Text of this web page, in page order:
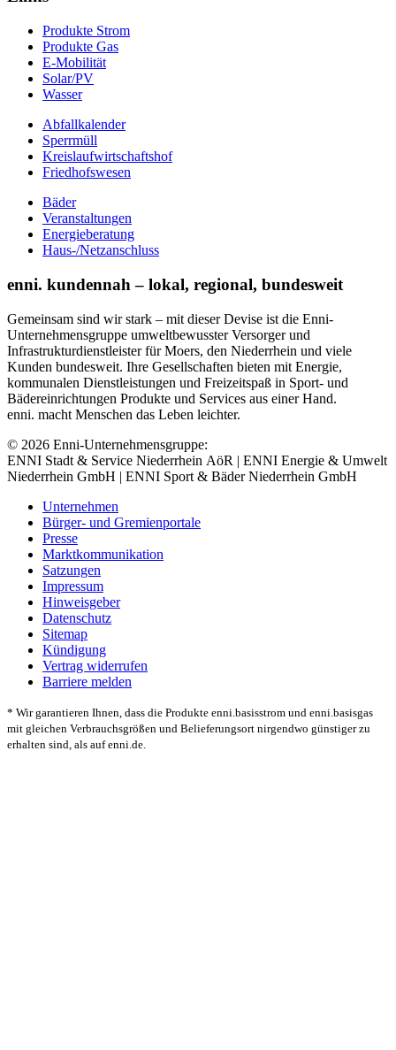
Produkte Strom
Produkte Gas
E-Mobilität
Solar/PV
Wasser
Abfallkalender
Sperrmüll
Kreislaufwirtschaftshof
Friedhofswesen
Bäder
Veranstaltungen
Energieberatung
Haus-/Netzanschluss
enni. kundennah – lokal, regional, bundesweit
Gemeinsam sind wir stark – mit dieser Devise ist die Enni-
Unternehmensgruppe umweltbewusster Versorger und
Infrastrukturdienstleister für Moers, den Niederrhein und viele
Kunden bundesweit. Ihre Gesellschaften bieten mit Energie,
kommunalen Dienstleistungen und Freizeitspaß in Sport- und
Bädereinrichtungen Produkte und Services aus einer Hand.
enni. macht Menschen das Leben leichter.
© 2026 Enni-Unternehmensgruppe:
ENNI Stadt & Service Niederrhein AöR | ENNI Energie & Umwelt
Niederrhein GmbH | ENNI Sport & Bäder Niederrhein GmbH
Unternehmen
Bürger- und Gremienportale
Presse
Marktkommunikation
Satzungen
Impressum
Hinweisgeber
Datenschutz
Sitemap
Kündigung
Vertrag widerrufen
Barriere melden
* Wir garantieren Ihnen, dass die Produkte enni.basisstrom und enni.basisgas
mit gleichen Verbrauchsgrößen und Belieferungsort nirgendwo günstiger zu
erhalten sind, als auf enni.de.